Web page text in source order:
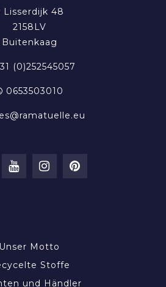
Lisserdijk 48
2158LV
Buitenkaag
(0)252545057
0653503010
Unser Motto
Stoffe
und Händler